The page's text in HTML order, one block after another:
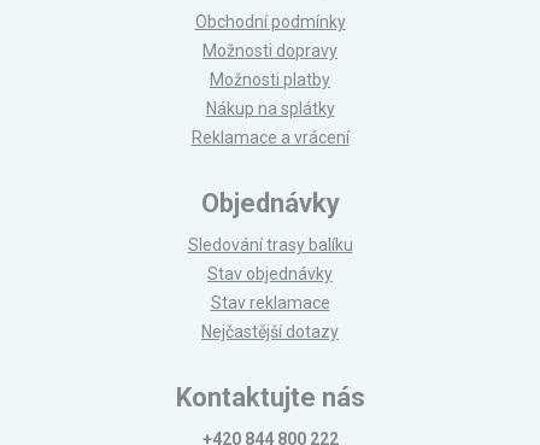
Obchodní podmínky
Možnosti dopravy
Možnosti platby
Nákup na splátky
Reklamace a vrácení
Objednávky
Sledování trasy balíku
Stav objednávky
Stav reklamace
Nejčastější dotazy
Kontaktujte nás
+420 844 800 222